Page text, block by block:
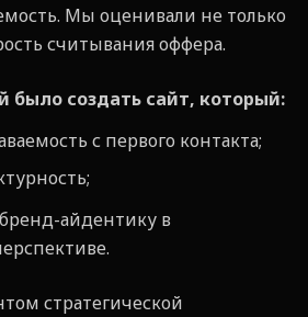
Мы оценивали не только
считывания оффера.
было создать сайт, который:
с первого контакта;
айдентику в
стратегической